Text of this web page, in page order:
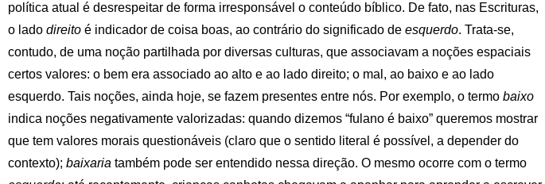
política atual é desrespeitar de forma irresponsável o conteúdo bíblico. De fato, nas Escrituras,
o lado direito é indicador de coisa boas, ao contrário do significado de esquerdo. Trata-se,
contudo, de uma noção partilhada por diversas culturas, que associavam a noções espaciais
certos valores: o bem era associado ao alto e ao lado direito; o mal, ao baixo e ao lado
esquerdo. Tais noções, ainda hoje, se fazem presentes entre nós. Por exemplo, o termo baixo
indica noções negativamente valorizadas: quando dizemos “fulano é baixo” queremos mostrar
que tem valores morais questionáveis (claro que o sentido literal é possível, a depender do
contexto); baixaria também pode ser entendido nessa direção. O mesmo ocorre com o termo